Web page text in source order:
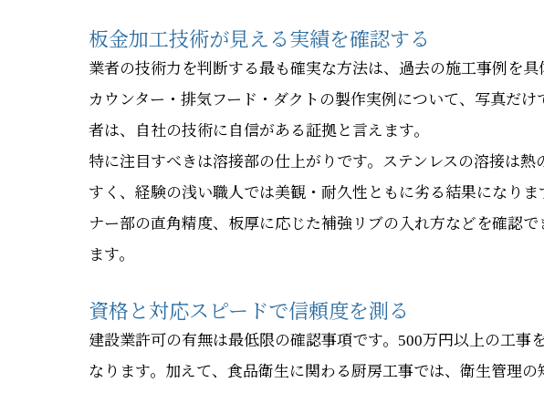
板金加工技術が見える実績を確認する
業者の技術力を判断する最も確実な方法は、過去の施工事例を
カウンター・排気フード・ダクトの製作実例について、写真だ
者は、自社の技術に自信がある証拠と言えます。
特に注目すべきは溶接部の仕上がりです。ステンレスの溶接は
すく、経験の浅い職人では美観・耐久性ともに劣る結果になり
ナー部の直角精度、板厚に応じた補強リブの入れ方などを確認
ます。
資格と対応スピードで信頼度を測る
建設業許可の有無は最低限の確認事項です。500万円以上の工事
なります。加えて、食品衛生に関わる厨房工事では、衛生管理